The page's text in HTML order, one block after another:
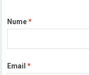
Nume*
Email*